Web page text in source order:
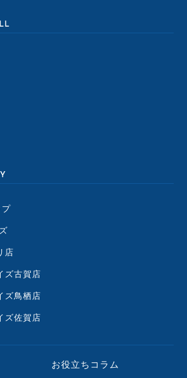
プ
店
ズ古賀店
ズ鳥栖店
ズ佐賀店
お役立ちコラム